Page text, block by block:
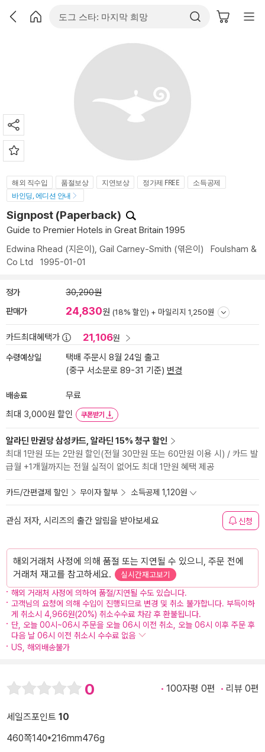
해외 직수입 품절보상 지연보상 정가제 FREE
소득공제
바인딩, 에디션 안내
Signpost (Paperback)
Guide to Premier Hotels in Great Britain 1995
Edwina Rhead (지은이), Gail Carney-Smith (엮은이) Foulsham &
Co Ltd 1995-01-01
정가 30,290원
판매가 24,830원 (18% 할인) + 마일리지 1,250원
카드최대혜택가 21,106원
수령예상일
택배 주문시 8월 24일 출고
(중구 서소문로 89-31 기준) 변경
배송료
무료
최대 3,000원 할인
쿠폰받기
알라딘 만권당 삼성카드, 알라딘 15% 청구 할인
최대 1만원 또는 2만원 할인(전월 30만원 또는 60만원 이용 시) / 카드 발
급월 +1개월까지는 전월 실적이 없어도 최대 1만원 혜택 제공
카드/간편결제 할인 무이자 할부 소득공제 1,120원
관심 저자, 시리즈의 출간 알림을 받아보세요 신청
해외거래처 사정에 의해 품절 또는 지연될 수 있으니, 주문 전에
거래처 재고를 참고하세요.
실시간재고보기
해외 거래처 사정에 의하여 품절/지연될 수도 있습니다.
고객님의 요청에 의해 수입이 진행되므로 변경 및 취소 불가합니다. 부득이하
게 취소시 4,966원(20%) 취소수수료 차감 후 환불됩니다.
단, 오늘 00시~06시 주문을 오늘 06시 이전 취소, 오늘 06시 이후 주문 후
다음 날 06시 이전 취소시 수수료 없음
US, 해외배송불가
0 100자평 0편 리뷰 0편
세일즈포인트 10
460쪽140*216mm476g